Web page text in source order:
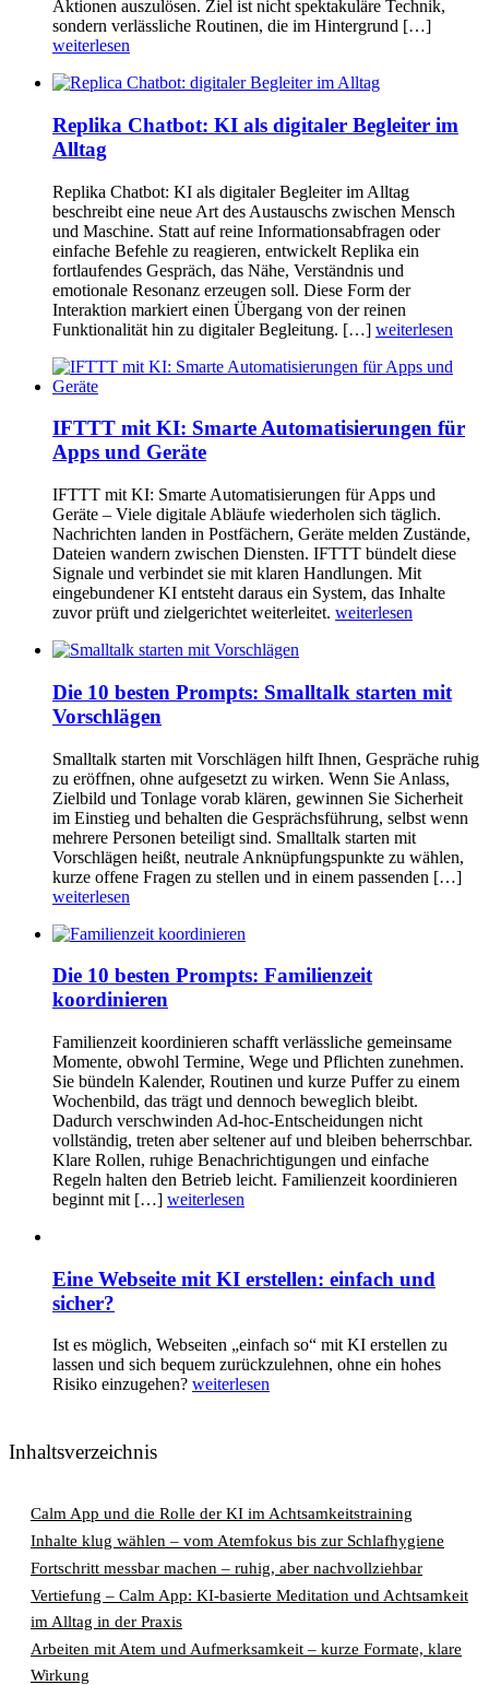
Aktionen auszulösen. Ziel ist nicht spektakuläre Technik,
sondern verlässliche Routinen, die im Hintergrund […]
weiterlesen
Replika Chatbot: KI als digitaler Begleiter im
Alltag
Replika Chatbot: KI als digitaler Begleiter im Alltag
beschreibt eine neue Art des Austauschs zwischen Mensch
und Maschine. Statt auf reine Informationsabfragen oder
einfache Befehle zu reagieren, entwickelt Replika ein
fortlaufendes Gespräch, das Nähe, Verständnis und
emotionale Resonanz erzeugen soll. Diese Form der
Interaktion markiert einen Übergang von der reinen
Funktionalität hin zu digitaler Begleitung. […] weiterlesen
IFTTT mit KI: Smarte Automatisierungen für
Apps und Geräte
IFTTT mit KI: Smarte Automatisierungen für Apps und
Geräte – Viele digitale Abläufe wiederholen sich täglich.
Nachrichten landen in Postfächern, Geräte melden Zustände,
Dateien wandern zwischen Diensten. IFTTT bündelt diese
Signale und verbindet sie mit klaren Handlungen. Mit
eingebundener KI entsteht daraus ein System, das Inhalte
zuvor prüft und zielgerichtet weiterleitet. weiterlesen
Die 10 besten Prompts: Smalltalk starten mit
Vorschlägen
Smalltalk starten mit Vorschlägen hilft Ihnen, Gespräche ruhig
zu eröffnen, ohne aufgesetzt zu wirken. Wenn Sie Anlass,
Zielbild und Tonlage vorab klären, gewinnen Sie Sicherheit
im Einstieg und behalten die Gesprächsführung, selbst wenn
mehrere Personen beteiligt sind. Smalltalk starten mit
Vorschlägen heißt, neutrale Anknüpfungspunkte zu wählen,
kurze offene Fragen zu stellen und in einem passenden […]
weiterlesen
Die 10 besten Prompts: Familienzeit
koordinieren
Familienzeit koordinieren schafft verlässliche gemeinsame
Momente, obwohl Termine, Wege und Pflichten zunehmen.
Sie bündeln Kalender, Routinen und kurze Puffer zu einem
Wochenbild, das trägt und dennoch beweglich bleibt.
Dadurch verschwinden Ad-hoc-Entscheidungen nicht
vollständig, treten aber seltener auf und bleiben beherrschbar.
Klare Rollen, ruhige Benachrichtigungen und einfache
Regeln halten den Betrieb leicht. Familienzeit koordinieren
beginnt mit […] weiterlesen
Eine Webseite mit KI erstellen: einfach und
sicher?
Ist es möglich, Webseiten „einfach so“ mit KI erstellen zu
lassen und sich bequem zurückzulehnen, ohne ein hohes
Risiko einzugehen? weiterlesen
Inhaltsverzeichnis
Calm App und die Rolle der KI im Achtsamkeitstraining
Inhalte klug wählen – vom Atemfokus bis zur Schlafhygiene
Fortschritt messbar machen – ruhig, aber nachvollziehbar
Vertiefung – Calm App: KI-basierte Meditation und Achtsamkeit
im Alltag in der Praxis
Arbeiten mit Atem und Aufmerksamkeit – kurze Formate, klare
Wirkung